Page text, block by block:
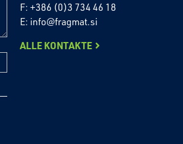
F: +386 (0)3 734 46 18
E: info@fragmat.si
ALLE KONTAKTE